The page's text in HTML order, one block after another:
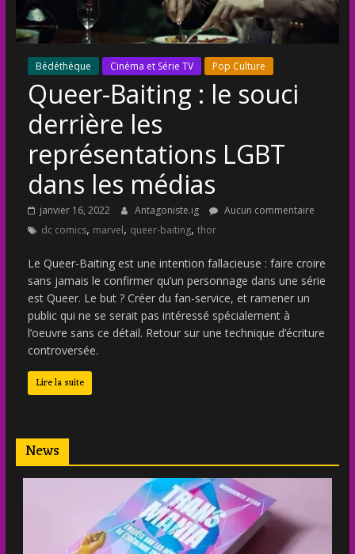
Bédéthèque Cinéma et Série TV Pop Culture
Queer-Baiting : le souci
derrière les
représentations LGBT
dans les médias
janvier 16, 2022 Antagoniste.ig
Aucun commentaire
dc comics, marvel, queer-baiting, thor
Le Queer-Baiting est une intention fallacieuse : faire croire
sans jamais le confirmer qu’un personnage dans une série
est Queer. Le but ? Créer du fan-service, et ramener un
public qui ne se serait pas intéressé spécialement à
l’oeuvre sans ce détail. Retour sur une technique d’écriture
controversée.
Lire la suite
News